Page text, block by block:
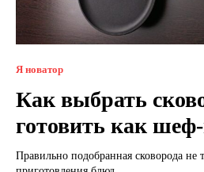
Я новатор
Как выбрать
готовить как
Правильно подобранная сковорода не